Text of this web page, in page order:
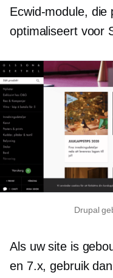
Ecwid-module, die
optimaliseert voor
Drupal
Als uw site is
en 7.x, gebruik